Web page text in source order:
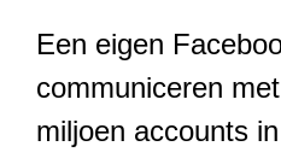
Een eigen
communiceren
miljoen accounts